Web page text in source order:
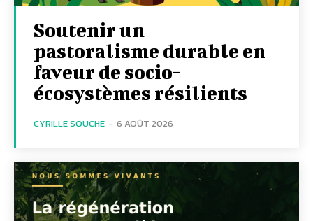
Soutenir un
pastoralisme durable en
faveur de socio-
écosystèmes résilients
CYRILLE SOUCHE - 6 AOÛT 2026